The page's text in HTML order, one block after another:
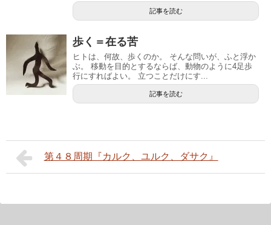
記事を読む
歩く＝在る苦
ヒトは、何故、歩くのか。 そんな問いが、ふと浮か
ぶ。 移動を目的とするならば、動物のように4足歩
行にすればよい。 立つことだけにす...
記事を読む
第４８周期『カルク、ユルク、ダサク』